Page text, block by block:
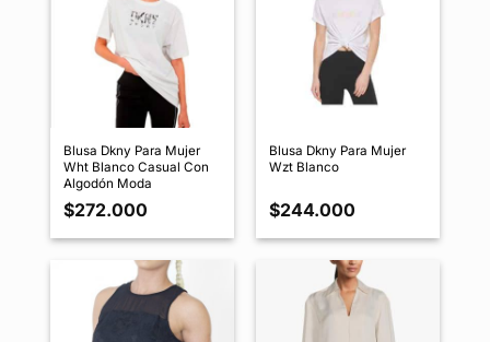
Blusa Dkny Para Mujer
Wht Blanco Casual Con
Algodón Moda
$272.000
Blusa Dkny Para Mujer
Wzt Blanco
$244.000